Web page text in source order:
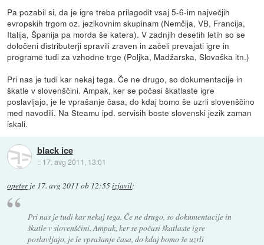
Pa pozabil si, da je igre treba prilagodit vsaj 5-6-im največjih
evropskih trgom oz. jezikovnim skupinam (Nemčija, VB, Francija,
Italija, Španija pa morda še katera). V zadnjih desetih letih so se
določeni distributerji spravili zraven in začeli prevajati igre in
programe tudi za vzhodne trge (Poljka, Madžarska, Slovaška itn.)
Pri nas je tudi kar nekaj tega. Če ne drugo, so dokumentacije in
škatle v slovenščini. Ampak, ker se počasi škatlaste igre
poslavljajo, je le vprašanje časa, do kdaj bomo še uzrli slovenščino
med navodili. Na Steamu ipd. servisih boste slovenski jezik zaman
iskali.
black ice
:: 17. avg 2011, 13:01
opeterje 17. avg 2011 ob 12:55izjavil:
Pri nas je tudi kar nekaj tega. Če ne drugo, so dokumentacije in
škatle v slovenščini. Ampak, ker se počasi škatlaste igre
poslavljajo, je le vprašanje časa, do kdaj bomo še uzrli